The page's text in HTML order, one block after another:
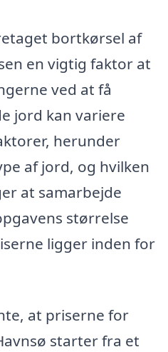
bortkørsel af
en vigtig faktor at
ved at få
jord kan variere
herunder
af jord, og hvilken
at samarbejde
størrelse
ligger inden for
at priserne for
starter fra et